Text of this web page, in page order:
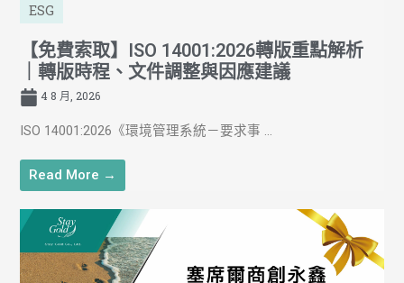
ESG
【免費索取】ISO 14001:2026轉版重點解析
｜轉版時程、文件調整與因應建議
4 8 月, 2026
ISO 14001:2026《環境管理系統－要求事 ...
Read More →